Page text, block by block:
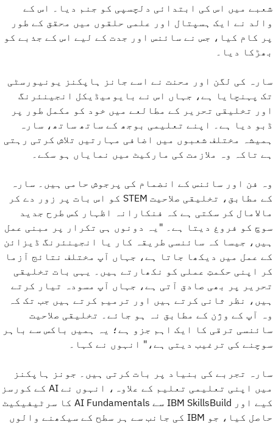
شعبے میں اس کی ابتدائی دلچسپی کو جنم دیا۔ اس کے
والد نے ایک ہسپتال اور علمی حلقوں میں محقق کے طور
پر کام کیا، جس نے سائنس اور جدت کے لیے اس کے جذبے کو
بھڑکا دیا۔
سارہ کی لگن اور محنت نے اسے جانز ہاپکنز یونیورسٹی
تک پہنچایا ہے، جہاں اس نے بایومیڈیکل انجینئرنگ
اور تخلیقی تحریر کے مطالعے میں خود کو مکمل طور پر
ڈبو دیا ہے۔ اپنے تعلیمی بوجھ کے ساتھ ساتھ، سارہ
ہمیشہ مختلف شعبوں میں اضافی مہارتیں تلاش کرتی رہتی
ہے تاکہ وہ ملازمت کی مارکیٹ میں نمایاں ہو سکے۔
وہ فن اور سائنس کے انضمام کی پرجوش حامی ہیں۔ سارہ
کے مطابق، تخلیقی صلاحیت STEM کو اس بات پر زور دے کر
مالامال کر سکتی ہے کہ فنکارانہ اظہار کس طرح جدید
سوچ کو فروغ دیتا ہے۔ "یہ دونوں ہی تکرار پر مبنی عمل
ہیں، جیسا کہ سائنسی طریقہ کار یا انجینئرنگ ڈیزائن
کے عمل میں دیکھا جاتا ہے، جہاں آپ مختلف نتائج آزما
کر اپنی حکمتِ عملی کو نکھارتے ہیں۔ یہی بات تخلیقی
تحریر پر بھی صادق آتی ہے، جہاں آپ مسودہ تیار کرتے
ہیں، نظر ثانی کرتے ہیں اور ترمیم کرتے ہیں جب تک کہ
وہ آپ کے وژن کے مطابق نہ ہو جائے۔ تخلیقی صلاحیت
سائنسی ترقی کا ایک اہم جزو ہے؛ یہ ہمیں باکس سے باہر
سوچنے کی ترغیب دیتی ہے،" انہوں نے کہا۔
سارہ تجربے کی بنیاد پر بات کرتی ہیں۔ جونز ہاپکنز
میں اپنی تعلیمی تعلیم کے علاوہ، انہوں نے AI کے کورسز
کیے اور IBM SkillsBuild سے AI Fundamentals کا سرٹیفیکیٹ
حاصل کیا، جو IBM کی جانب سے ہر سطح کے سیکھنے والوں